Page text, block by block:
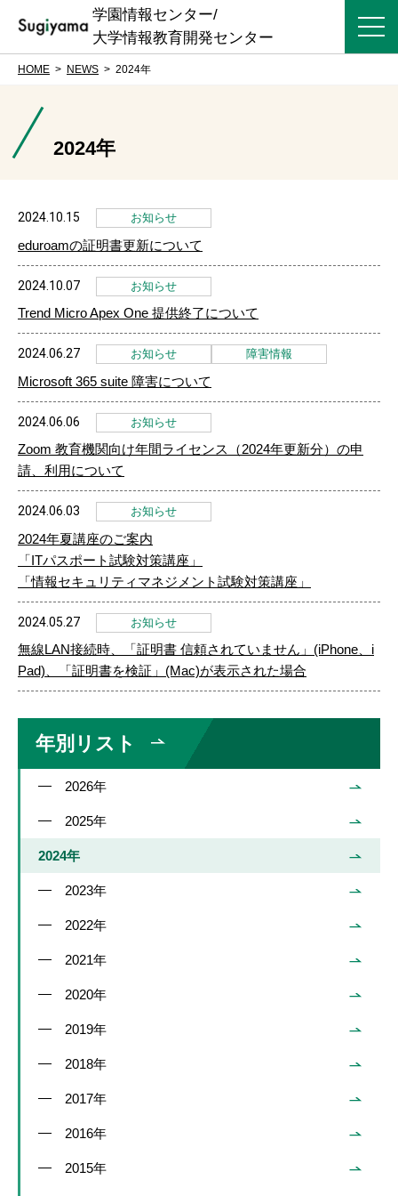
学園情報センター/
大学情報教育開発センター
HOME NEWS 2024年
2024年
2024.10.15 お知らせ
eduroamの証明書更新について
2024.10.07 お知らせ
Trend Micro Apex One 提供終了について
2024.06.27 お知らせ 障害情報
Microsoft 365 suite 障害について
2024.06.06 お知らせ
Zoom 教育機関向け年間ライセンス（2024年更新分）の申
請、利用について
2024.06.03 お知らせ
2024年夏講座のご案内
「ITパスポート試験対策講座」
「情報セキュリティマネジメント試験対策講座」
2024.05.27 お知らせ
無線LAN接続時、「証明書 信頼されていません」(iPhone、i
Pad)、「証明書を検証」(Mac)が表示された場合
年別リスト
2026年
2025年
2024年
2023年
2022年
2021年
2020年
2019年
2018年
2017年
2016年
2015年